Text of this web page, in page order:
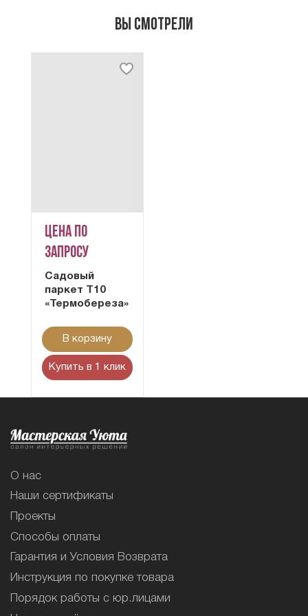
Вы смотрели
Цена по
запросу
Садовый
паркет Т10
«Термобереза»
В корзину
Купить в 1 клик
О нас
Наши сертификаты
Проекты
Способы оплаты
Гарантия и Условия Возврата
Инструкция по покупке товара
Порядок работы с юр.лицами